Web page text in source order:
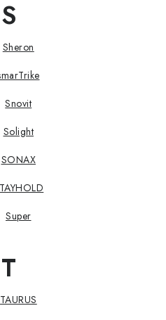
S
Sheron
Snovit
Solight
SONAX
Super
T
TAURUS